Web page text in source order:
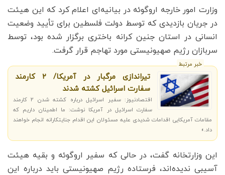
وزارت امور خارجه اروگوئه در بیانیه‌ای اعلام کرد که این هیئت
در جریان بازدیدی که توسط دولت فلسطین برای تأیید وضعیت
انسانی در استان جنین کرانه باختری برگزار شده بود، توسط
سربازان رژیم صهیونیستی مورد تهاجم قرار گرفت.
خبر مرتبط
تیراندازی مرگبار در آمریکا/ ۲ کارمند
سفارت اسرائیل کشته شدند
اقتصادنیوز: سفیر اسرائیل درباره کشته شدن ۲ کارمند
سفارت اسرائیل در آمریکا نوشت: ما اطمینان داریم که
مقامات آمریکایی اقدامات شدیدی علیه مسئولان این اقدام جنایتکارانه انجام خواهند
داد.»
این وزارتخانه گفت، در حالی که سفیر اروگوئه و بقیه هیئت
آسیبی ندیده‌اند، فرستاده رژیم صهیونیستی باید درباره این